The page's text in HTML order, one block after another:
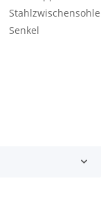
Stahlzwischensohle
Senkel